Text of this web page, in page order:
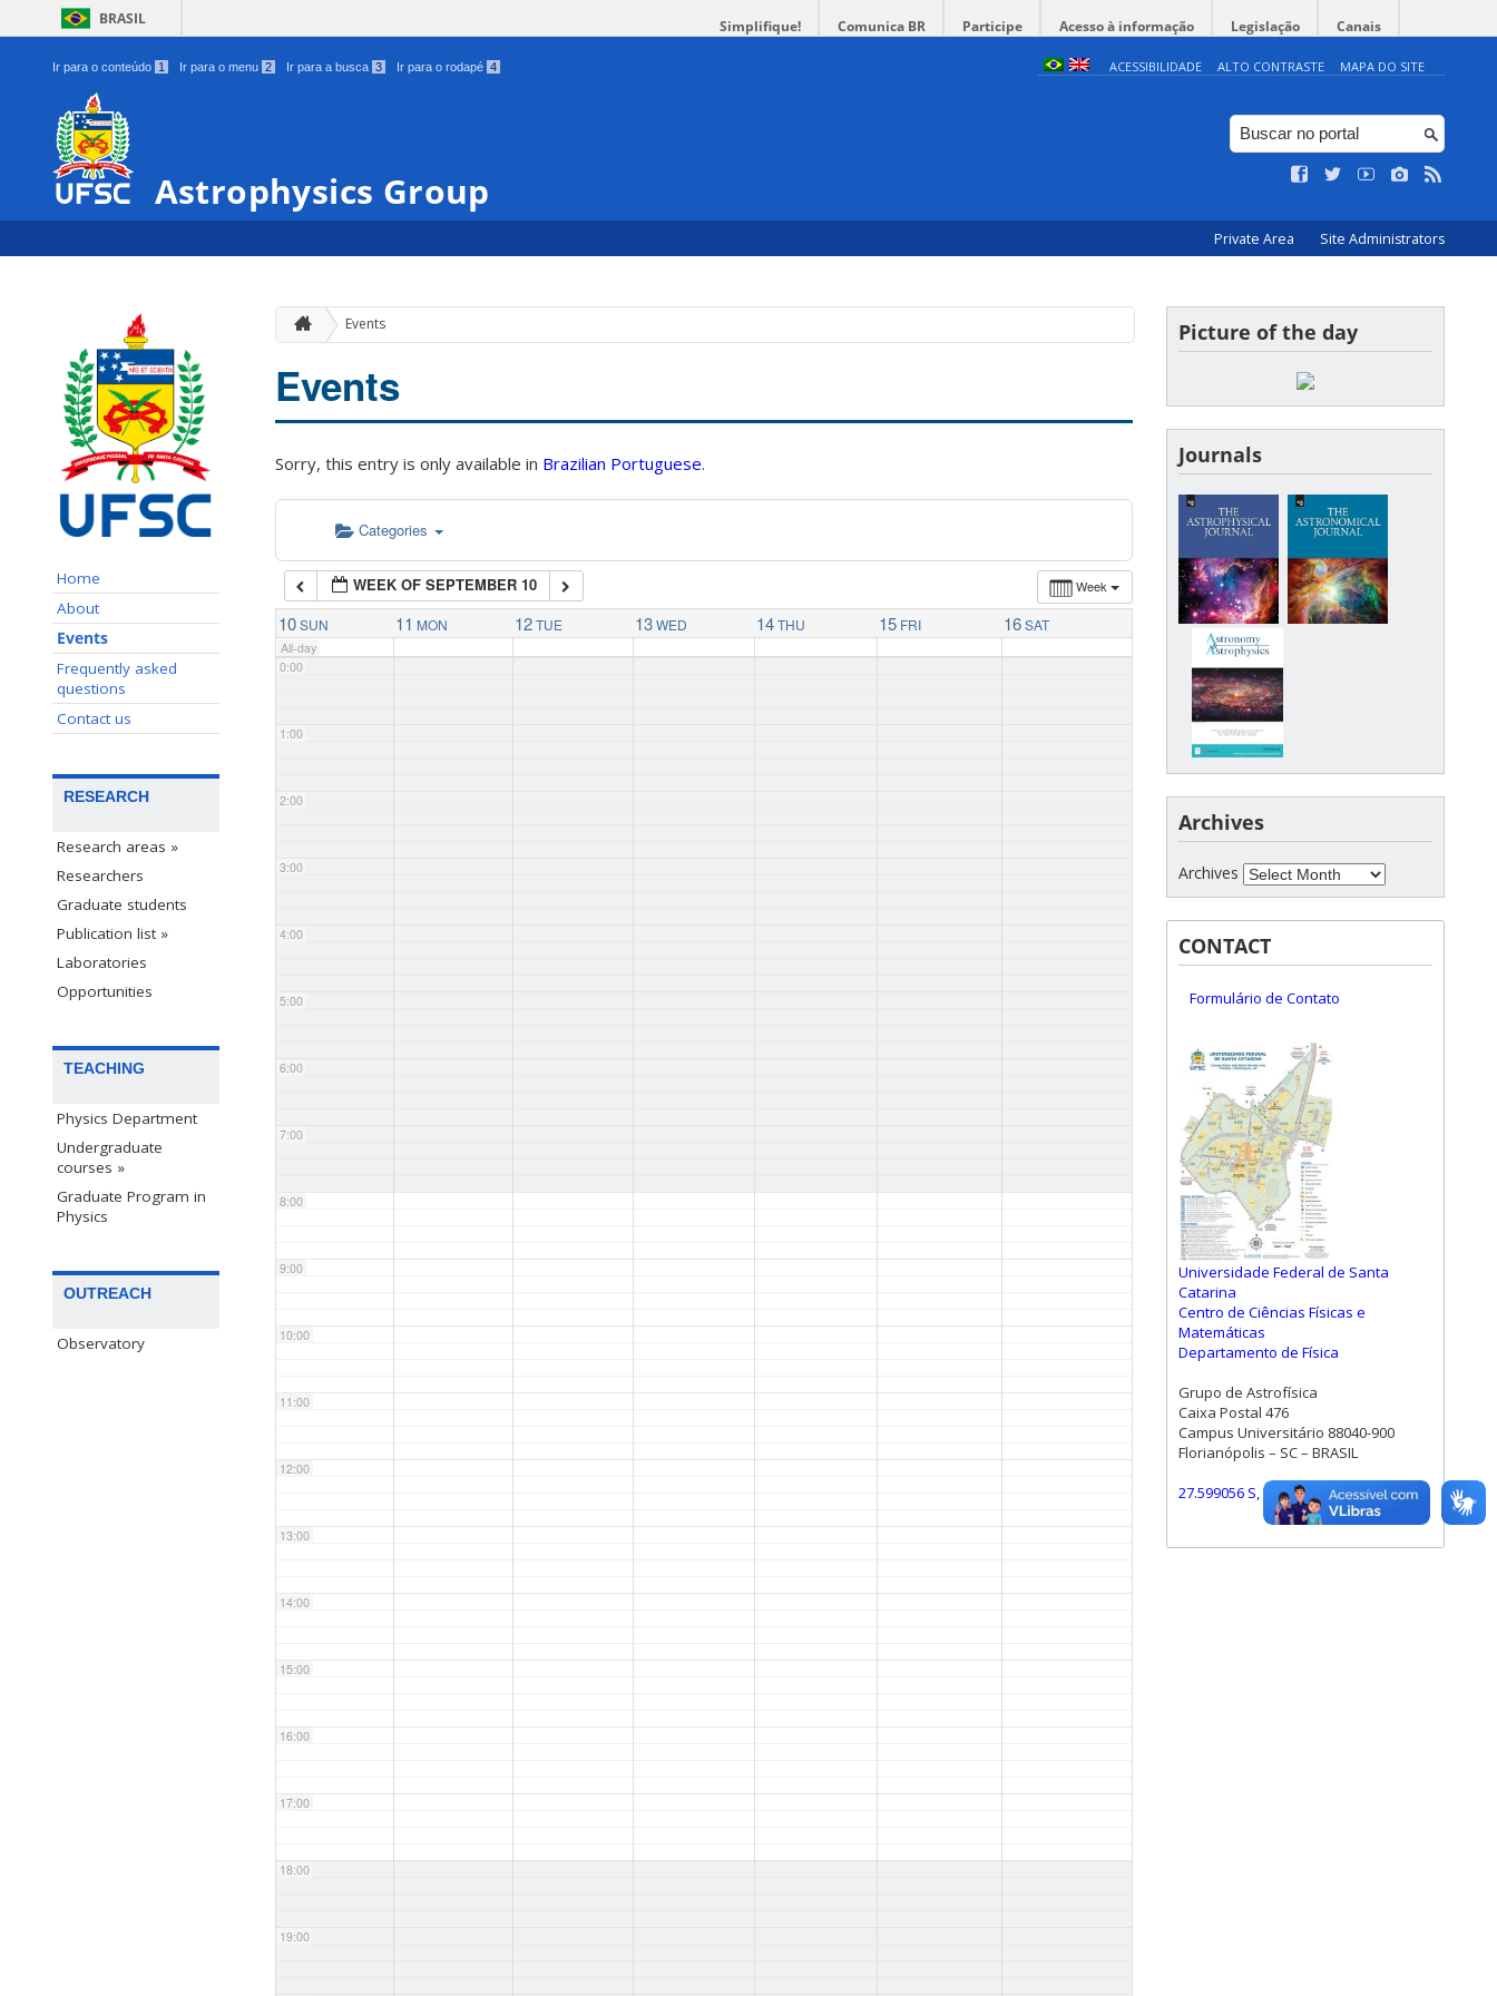
BRASIL Simplifique! Comunica BR Participe Acesso à informação Legislação Canais
Ir para o conteúdo 1 Ir para o menu 2 Ir para a busca 3 Ir para o rodapé 4 ACESSIBILIDADE ALTO CONTRASTE MAPA DO SITE
Astrophysics Group
Private Area Site Administrators
Home
About
Events
Frequently asked
questions
Contact us
RESEARCH
Research areas »
Researchers
Graduate students
Publication list »
Laboratories
Opportunities
TEACHING
Physics Department
Undergraduate
courses »
Graduate Program in
Physics
OUTREACH
Observatory
Events
Events
Sorry, this entry is only available in Brazilian Portuguese.
Categories
Week
WEEK OF SEPTEMBER 10
10 SUN 11 MON 12 TUE 13 WED 14 THU 15 FRI 16 SAT
All-day
0:00
1:00
2:00
3:00
4:00
5:00
6:00
7:00
8:00
9:00
10:00
11:00
12:00
13:00
14:00
15:00
16:00
17:00
18:00
19:00
Picture of the day
Journals
Archives
Archives
CONTACT
Formulário de Contato
Universidade Federal de Santa
Catarina
Centro de Ciências Físicas e
Matemáticas
Departamento de Física
Grupo de Astrofísica
Caixa Postal 476
Campus Universitário 88040-900
Florianópolis – SC – BRASIL
27.599056 S, 48.523472 W